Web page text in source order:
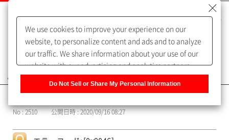
よくあるご質問（FAQ）
No : 2510 公開日時 : 2020/09/16 08:27
We use cookies to improve your experience on our
website, to personalize content and ads and to analyze
our traffic. We share information about your use of our
website with our advertising and analytics partners,
of our sharing information about you with our partners.
Do Not Sell or Share My Personal Information